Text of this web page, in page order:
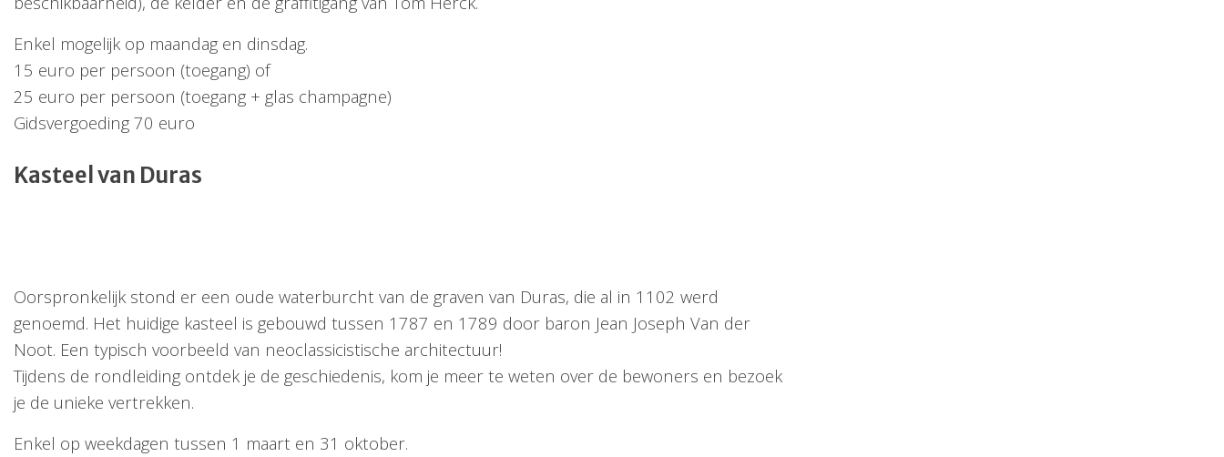
Enkel mogelijk op maandag en dinsdag.
15 euro per persoon (toegang) of
25 euro per persoon (toegang + glas champagne)
Gidsvergoeding 70 euro
Kasteel van Duras
Oorspronkelijk stond er een oude waterburcht van de graven van Duras, die al in 1102 werd
genoemd. Het huidige kasteel is gebouwd tussen 1787 en 1789 door baron Jean Joseph Van der
Noot. Een typisch voorbeeld van neoclassicistische architectuur!
Tijdens de rondleiding ontdek je de geschiedenis, kom je meer te weten over de bewoners en bezoek
je de unieke vertrekken.
Enkel op weekdagen tussen 1 maart en 31 oktober.